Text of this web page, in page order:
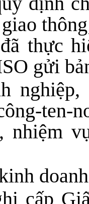
thực
gửi
ten-
nhiệm
cấp